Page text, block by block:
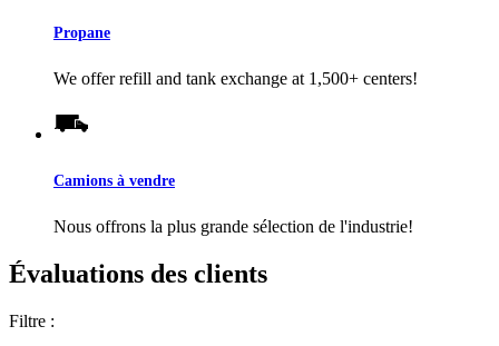
Propane
We offer refill and tank exchange at 1,500+ centers!
Camions à vendre
Nous offrons la plus grande sélection de l'industrie!
Évaluations des clients
Filtre :